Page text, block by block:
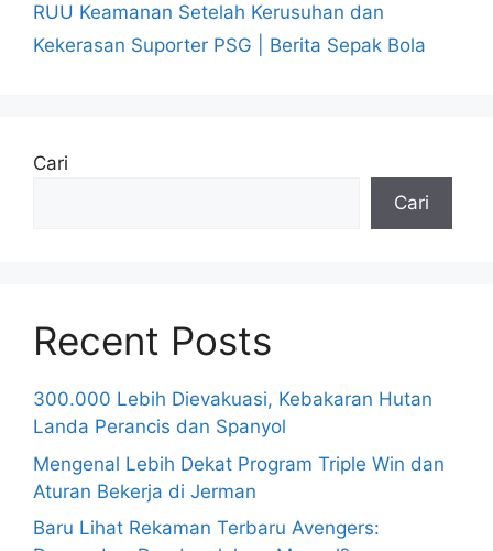
RUU Keamanan Setelah Kerusuhan dan
Kekerasan Suporter PSG | Berita Sepak Bola
Cari
Cari
Recent Posts
300.000 Lebih Dievakuasi, Kebakaran Hutan
Landa Perancis dan Spanyol
Mengenal Lebih Dekat Program Triple Win dan
Aturan Bekerja di Jerman
Baru Lihat Rekaman Terbaru Avengers: